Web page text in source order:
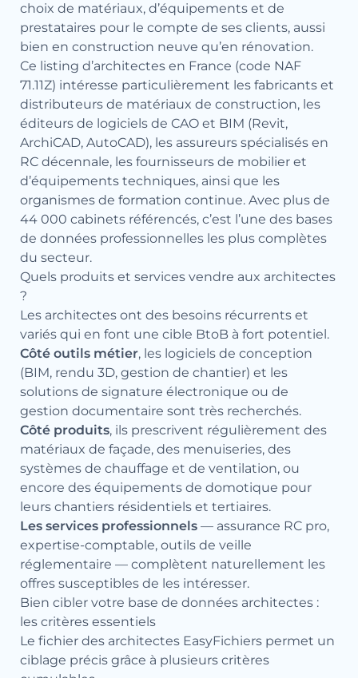
choix de matériaux, d’équipements et de
prestataires pour le compte de ses clients, aussi
bien en construction neuve qu’en rénovation.
Ce listing d’architectes en France (code NAF
71.11Z) intéresse particulièrement les fabricants et
distributeurs de matériaux de construction, les
éditeurs de logiciels de CAO et BIM (Revit,
ArchiCAD, AutoCAD), les assureurs spécialisés en
RC décennale, les fournisseurs de mobilier et
d’équipements techniques, ainsi que les
organismes de formation continue. Avec plus de
44 000 cabinets référencés, c’est l’une des bases
de données professionnelles les plus complètes
du secteur.
Quels produits et services vendre aux architectes
?
Les architectes ont des besoins récurrents et
variés qui en font une cible BtoB à fort potentiel.
Côté outils métier, les logiciels de conception
(BIM, rendu 3D, gestion de chantier) et les
solutions de signature électronique ou de
gestion documentaire sont très recherchés.
Côté produits, ils prescrivent régulièrement des
matériaux de façade, des menuiseries, des
systèmes de chauffage et de ventilation, ou
encore des équipements de domotique pour
leurs chantiers résidentiels et tertiaires.
Les services professionnels — assurance RC pro,
expertise-comptable, outils de veille
réglementaire — complètent naturellement les
offres susceptibles de les intéresser.
Bien cibler votre base de données architectes :
les critères essentiels
Le fichier des architectes EasyFichiers permet un
ciblage précis grâce à plusieurs critères